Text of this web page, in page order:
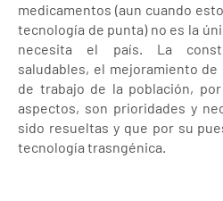
medicamentos (aun cuando
tecnología de punta) no es la
necesita el país. La
saludables, el mejoramiento
de trabajo de la población,
aspectos, son prioridades y
sido resueltas y que por su
tecnología trasngénica.